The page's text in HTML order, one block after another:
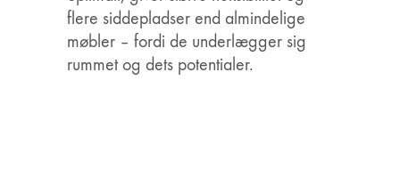
flere siddepladser end almindelige
møbler – fordi de underlægger sig
rummet og dets potentialer.